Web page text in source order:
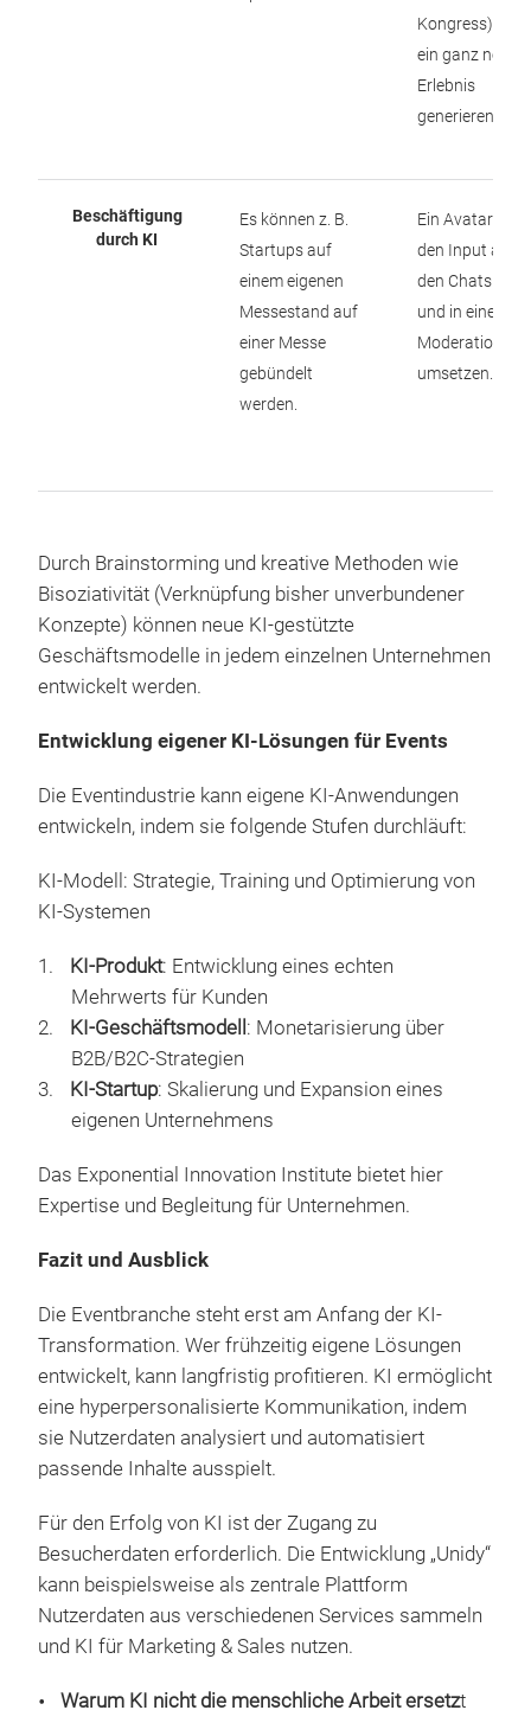
Kongress)
ein ganz neues
Erlebnis
generieren.
Beschäftigung
durch KI
Es können z. B.
Startups auf
einem eigenen
Messestand auf
einer Messe
gebündelt
werden.
Ein Avatar
den Input aus
den Chats
und in einer
Moderation
umsetzen.
Durch Brainstorming und kreative Methoden wie
Bisoziativität (Verknüpfung bisher unverbundener
Konzepte) können neue KI-gestützte
Geschäftsmodelle in jedem einzelnen Unternehmen
entwickelt werden.
Entwicklung eigener KI-Lösungen für Events
Die Eventindustrie kann eigene KI-Anwendungen
entwickeln, indem sie folgende Stufen durchläuft:
KI-Modell: Strategie, Training und Optimierung von
KI-Systemen
KI-Produkt: Entwicklung eines echten
Mehrwerts für Kunden
KI-Geschäftsmodell : Monetarisierung über
B2B/B2C-Strategien
KI-Startup: Skalierung und Expansion eines
eigenen Unternehmens
Das Exponential Innovation Institute bietet hier
Expertise und Begleitung für Unternehmen.
Fazit und Ausblick
Die Eventbranche steht erst am Anfang der KI-
Transformation. Wer frühzeitig eigene Lösungen
entwickelt, kann langfristig profitieren. KI ermöglicht
eine hyperpersonalisierte Kommunikation, indem
sie Nutzerdaten analysiert und automatisiert
passende Inhalte ausspielt.
Für den Erfolg von KI ist der Zugang zu
Besucherdaten erforderlich. Die Entwicklung „Unidy“
kann beispielsweise als zentrale Plattform
Nutzerdaten aus verschiedenen Services sammeln
und KI für Marketing & Sales nutzen.
Warum KI nicht die menschliche Arbeit ersetzt